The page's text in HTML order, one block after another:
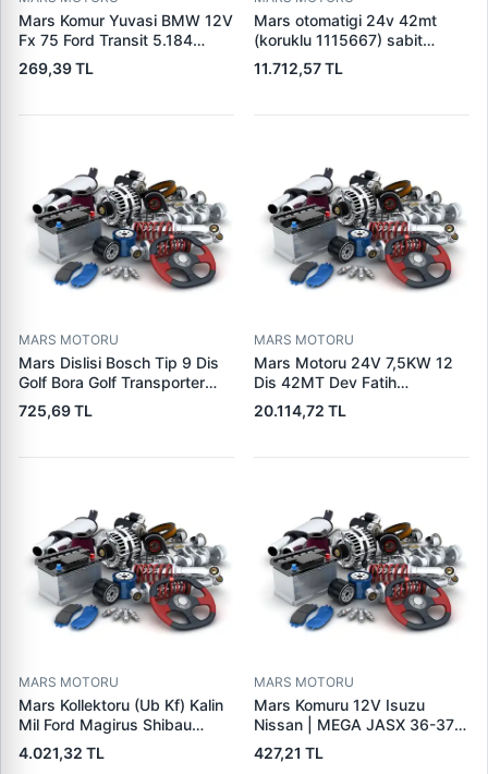
Mars Komur Yuvasi BMW 12V
Fx 75 Ford Transit 5.184
Visteon | PARS PRS-BHL230
| OEM 97VB11000AA
269,39 TL
Mars otomatigi 24v 42mt
(koruklu 1115667) sabit
pistonlu 3604650rx 7t0258
7x1955
11.712,57 TL
MARS MOTORU
Mars Dislisi Bosch Tip 9 Dis
Golf Bora Golf Transporter
Seat Skoda (15713) | ZEN
1108 | OEM 1072156
725,69 TL
MARS MOTORU
Mars Motoru 24V 7,5KW 12
Dis 42MT Dev Fatih
Cat,140H, 963B Cummins
L10,Qsc John Deere
LES0313 | OEM 0R2186
20.114,72 TL
MARS MOTORU
Mars Kollektoru (Ub Kf) Kalin
Mil Ford Magirus Shibau
TM30 Steyr | MAKO
72313641 | OEM 72313641
4.021,32 TL
MARS MOTORU
Mars Komuru 12V Isuzu
Nissan | MEGA JASX 36-37 |
OEM JASX36-37
427,21 TL